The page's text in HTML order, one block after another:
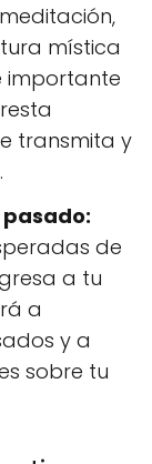
mística
importante
transmita y
de
a tu
a
y a
sobre tu